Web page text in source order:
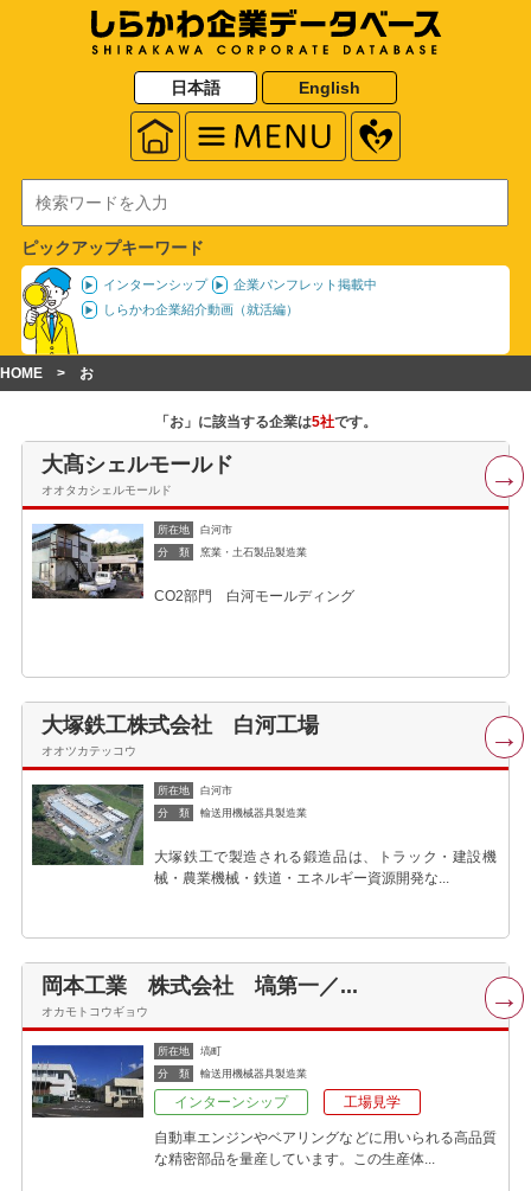
日本語 English
ピックアップキーワード
インターンシップ
企業パンフレット掲載中
しらかわ企業紹介動画（就活編）
HOME お
「お」に該当する企業は5社です。
大髙シェルモールド
オオタカシェルモールド
所在地
白河市
分 類
窯業・土石製品製造業
CO2部門 白河モールディング
大塚鉄工株式会社 白河工場
オオツカテッコウ
所在地
白河市
分 類
輸送用機械器具製造業
大塚鉄工で製造される鍛造品は、トラック・建設機
械・農業機械・鉄道・エネルギー資源開発な...
岡本工業 株式会社 塙第一／...
オカモトコウギョウ
所在地
塙町
分 類
輸送用機械器具製造業
インターンシップ 工場見学
自動車エンジンやベアリングなどに用いられる高品質
な精密部品を量産しています。この生産体...